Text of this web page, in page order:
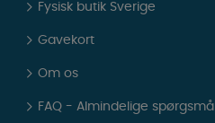
Fysisk butik Sverige
Gavekort
Om os
FAQ - Almindelige spørgsmål